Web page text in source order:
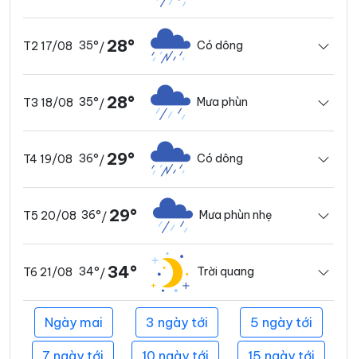
T2 17/08 35°/ 28° Có dông
T3 18/08 35°/ 28° Mưa phùn
T4 19/08 36°/ 29° Có dông
T5 20/08 36°/ 29° Mưa phùn nhẹ
T6 21/08 34°/34° Trời quang
Ngày mai 3 ngày tới 5 ngày tới
7 ngày tới 10 ngày tới 15 ngày tới